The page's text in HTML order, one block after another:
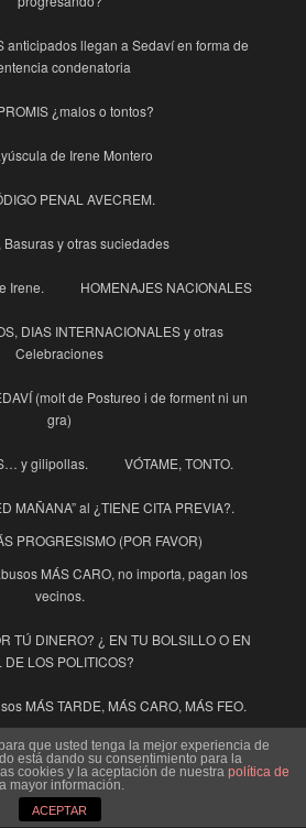
anticipados llegan a Sedaví en forma de
condenatoria
¿malos o tontos?
de Irene Montero
PENAL AVECREM.
Basuras y otras suciedades
Irene. HOMENAJES NACIONALES
DIAS INTERNACIONALES y otras
Celebraciones
(molt de Postureo i de forment ni un
gra)
y gilipollas. VÓTAME, TONTO.
MAÑANA” al ¿TIENE CITA PREVIA?.
PROGRESISMO (POR FAVOR)
MÁS CARO, no importa, pagan los
vecinos.
TÚ DINERO? ¿ EN TU BOLSILLO O EN
DE LOS POLITICOS?
MÁS TARDE, MÁS CARO, MÁS FEO.
El Pensador en Cuarentena
Guinda y la Guindilla
que usted tenga la mejor experiencia de
está dando su consentimiento para la
cookies y la aceptación de nuestra política de
mayor información.
ACEPTAR